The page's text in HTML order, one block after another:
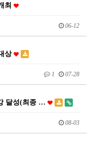
최
06-12
상
1 07-28
달성(최종 …
08-03